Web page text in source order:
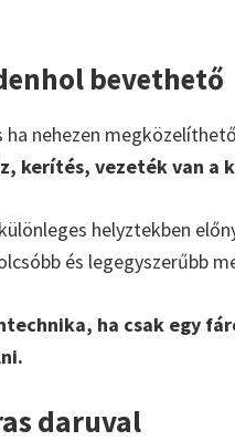
bevethető
nehezen
kerítés, vezeték van a
helyztekben
és legegyszerűbb
ha csak egy
daruval